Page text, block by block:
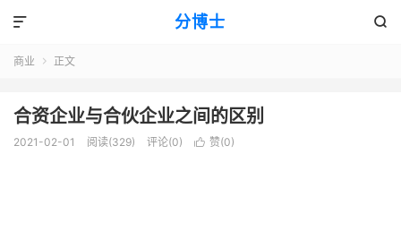
分博士 

商业  正文
合资企业与合伙企业之间的区别
2021-02-01 阅读(329) 评论(0)  赞(0)